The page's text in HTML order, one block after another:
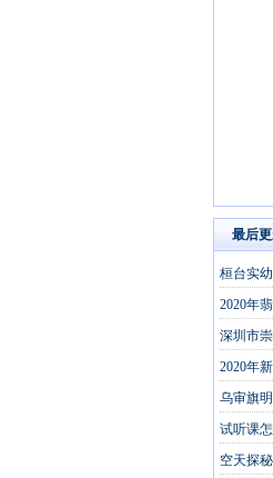
最后
桓台实
2020年
深圳市
2020年
乌审旗
试听课
空天探